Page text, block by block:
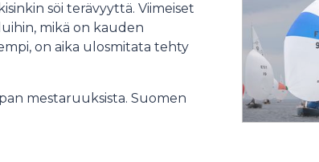
söi terävyyttä. Viimeiset
mikä on kauden
on aika ulosmitata tehty
mestaruuksista. Suomen